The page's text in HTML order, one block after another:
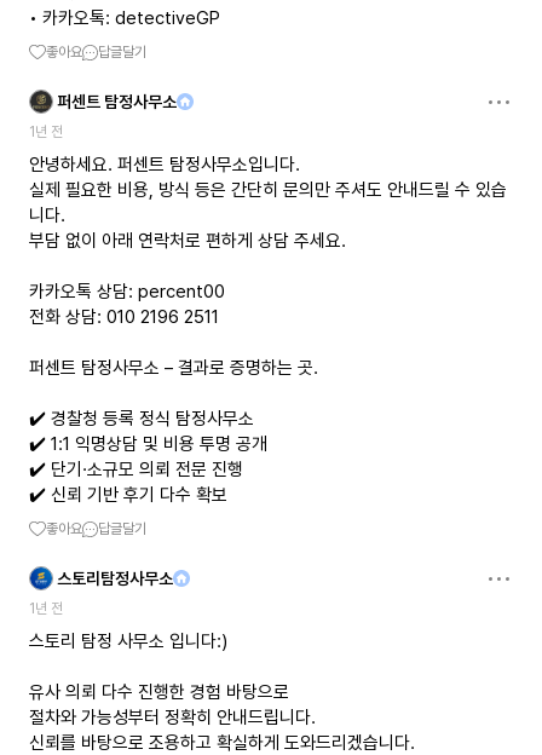
• 카카오톡: detectiveGP
좋아요 답글달기
퍼센트 탐정사무소
1년 전
안녕하세요. 퍼센트 탐정사무소입니다.
실제 필요한 비용, 방식 등은 간단히 문의만 주셔도 안내드릴 수 있습
니다.
부담 없이 아래 연락처로 편하게 상담 주세요.
카카오톡 상담: percent00
전화 상담: 010 2196 2511
퍼센트 탐정사무소 – 결과로 증명하는 곳.
✔️ 경찰청 등록 정식 탐정사무소
✔️ 1:1 익명상담 및 비용 투명 공개
✔️ 단기·소규모 의뢰 전문 진행
✔️ 신뢰 기반 후기 다수 확보
좋아요 답글달기
스토리탐정사무소
1년 전
스토리 탐정 사무소 입니다:)
유사 의뢰 다수 진행한 경험 바탕으로
절차와 가능성부터 정확히 안내드립니다.
신뢰를 바탕으로 조용하고 확실하게 도와드리겠습니다.